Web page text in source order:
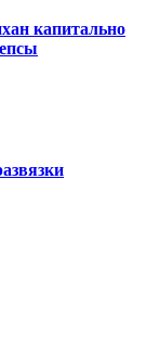
капитально